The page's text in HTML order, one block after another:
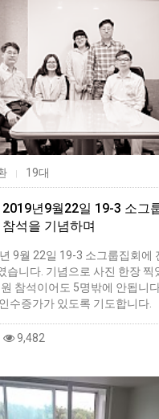
19대
2019년9월22일 19-3 소그
석을 기념하며
9월 22일 19-3 소그룹집회에
습니다. 기념으로 사진 한장 찍
참석이어도 5명밖에 안됩니
수증가가 있도록 기도합니다.
9,482